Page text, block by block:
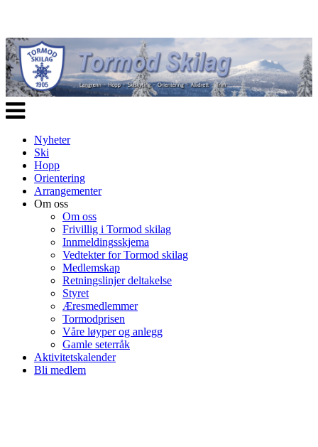
Veksle
navigasjon
Nyheter
Ski
Hopp
Orientering
Arrangementer
Om oss
Om oss
Frivillig i Tormod skilag
Innmeldingsskjema
Vedtekter for Tormod skilag
Medlemskap
Retningslinjer deltakelse
Styret
Æresmedlemmer
Tormodprisen
Våre løyper og anlegg
Gamle seterråk
Aktivitetskalender
Bli medlem